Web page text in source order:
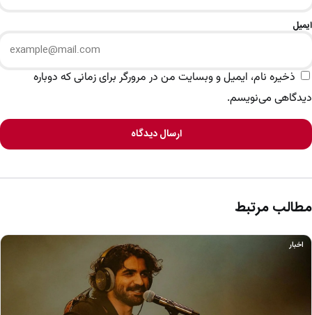
ایمیل
ذخیره نام، ایمیل و وبسایت من در مرورگر برای زمانی که دوباره
دیدگاهی می‌نویسم.
ارسال دیدگاه
مطالب مرتبط
اخبار